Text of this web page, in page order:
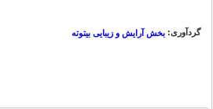
گردآوری: بخش آرایش و زیبایی بیتوته